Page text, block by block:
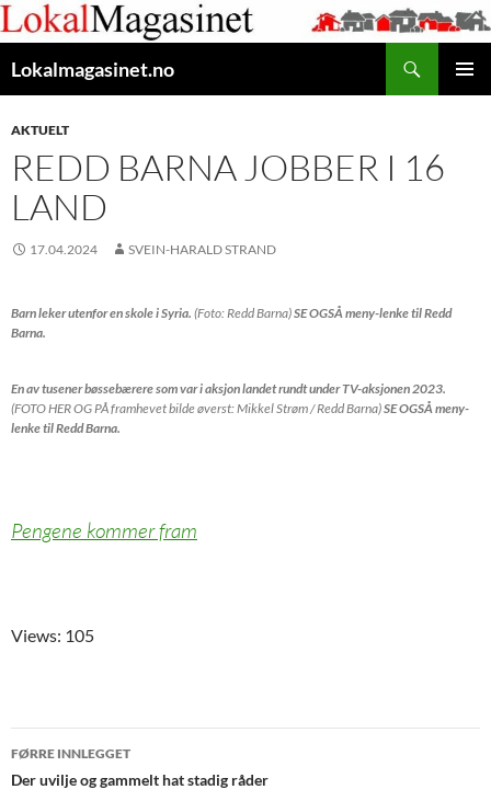
Gå
til
innhaldet
Lokalmagasinet.no
AKTUELT
REDD BARNA JOBBER I 16
LAND
17.04.2024 SVEIN-HARALD STRAND
Barn leker utenfor en skole i Syria. (Foto: Redd Barna)SE OGSÅ meny-lenke til Redd
Barna.
En av tusener bøssebærere som var i aksjon landet rundt under TV-aksjonen 2023.
(FOTO HER OG PÅ framhevet bilde øverst: Mikkel Strøm / Redd Barna)SE OGSÅ meny-
lenke til Redd Barna.
Pengene kommer fram
Views: 105
Innleggsnavigering
FØRRE INNLEGGET
Der uvilje og gammelt hat stadig råder